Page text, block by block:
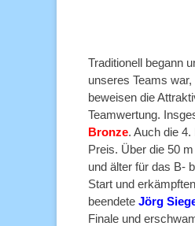
Traditionell begann
unseres Teams
beweisen die
Teamwertung.
Bronze. Auch die
Preis. Über die 50
und älter für das B-
Start und
beendete Jörg
Finale und